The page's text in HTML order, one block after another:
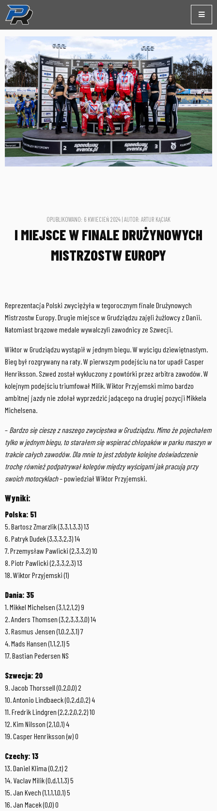
OPUBLIKOWANO: 6 KWIECIEŃ 2024 | AUTOR: ARTUR KĄCIAK
I MIEJSCE W FINALE DRUŻYNOWYCH
MISTRZOSTW EUROPY
Reprezentacja Polski zwyciężyła w tegorocznym finale Drużynowych
Mistrzostw Europy. Drugie miejsce w Grudziądzu zajęli żużlowcy z Danii.
Natomiast brązowe medale wywalczyli zawodnicy ze Szwecji.
Wiktor w Grudziądzu wystąpił w jednym biegu. W wyścigu dziewiętnastym.
Bieg był rozgrywany na raty. W pierwszym podejściu na tor upadł Casper
Henriksson. Szwed został wykluczony z powtórki przez arbitra zawodów. W
kolejnym podejściu triumfował Milik. Wiktor Przyjemski mimo bardzo
ambitnej jazdy nie zdołał wyprzedzić jadącego na drugiej pozycji Mikkela
Michelsena.
– Bardzo się cieszę z naszego zwycięstwa w Grudziądzu. Mimo że pojechałem
tylko w jednym biegu, to starałem się wspierać chłopaków w parku maszyn w
trakcie całych zawodów. Dla mnie to jest zdobyte kolejne doświadczenie
trochę również podpatrywał kolegów między wyścigami jak pracują przy
swoich motocyklach– powiedział Wiktor Przyjemski.
Wyniki:
Polska: 51
5. Bartosz Zmarzlik (3,3,1,3,3) 13
6. Patryk Dudek (3,3,3,2,3) 14
7. Przemysław Pawlicki (2,3,3,2) 10
8. Piotr Pawlicki (2,3,3,2,3) 13
18. Wiktor Przyjemski (1)
Dania: 35
1. Mikkel Michelsen (3,1,2,1,2) 9
2. Anders Thomsen (3,2,3,3,3,0) 14
3. Rasmus Jensen (1,0,2,3,1) 7
4. Mads Hansen (1,1,2,1) 5
17. Bastian Pedersen NS
Szwecja: 20
9. Jacob Thorssell (0,2,0,0) 2
10. Antonio Lindbaeck (0,2,d,0,2) 4
11. Fredrik Lindgren (2,2,2,0,2,2) 10
12. Kim Nilsson (2,1,0,1) 4
19. Casper Henriksson (w) 0
Czechy: 13
13. Daniel Klima (0,2,t) 2
14. Vaclav Milik (0,d,1,1,3) 5
15. Jan Kvech (1,1,1,1,0,1) 5
16. Jan Macek (0,0) 0